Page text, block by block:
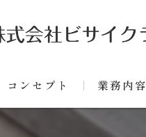
コンセプト 業務内容